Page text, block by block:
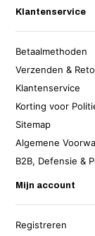
Klantenservice
Betaalmethoden
Verzenden &
Klantenservice
Korting voor
Sitemap
Algemene
B2B, Defensie &
Mijn account
Registreren